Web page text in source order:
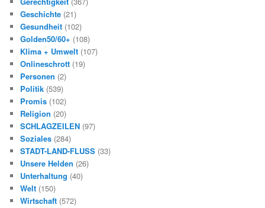
Geschichte (21)
Gesundheit (102)
Golden50/60+ (108)
Klima + Umwelt (107)
Onlineschrott (19)
Personen (2)
Politik (539)
Promis (102)
Religion (20)
SCHLAGZEILEN (97)
Soziales (284)
STADT-LAND-FLUSS (33)
Unsere Helden (26)
Unterhaltung (40)
Welt (150)
Wirtschaft (572)